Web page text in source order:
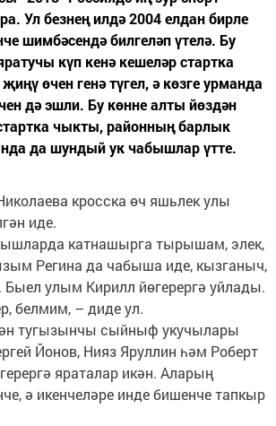
Ул безнең илдә 2004 елдан бирле
шимбәсендә билгеләп үтелә. Бу
күп кенә кешеләр стартка
өчен генә түгел, ә көзге урманда
дә эшли. Бу көнне алты йөздән
чыкты, районның барлык
да шундый ук чабышлар үтте.
кросска өч яшьлек улы
иде.
катнашырга тырышам, элек,
Регина да чабыша иде, кызганыч,
Быел улым Кирилл йөгерергә уйлады.
белмим, – диде ул.
тугызынчы сыйныф укучылары
Йонов, Нияз Яруллин һәм Роберт
яраталар икән. Аларың
ә икенчеләре инде бишенче тапкыр